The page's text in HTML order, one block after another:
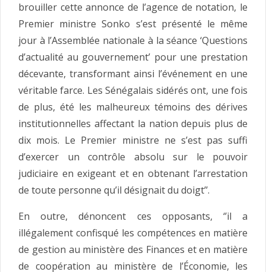
brouiller cette annonce de l’agence de notation, le
Premier ministre Sonko s’est présenté le même
jour à l’Assemblée nationale à la séance ‘Questions
d’actualité au gouvernement’ pour une prestation
décevante, transformant ainsi l’événement en une
véritable farce. Les Sénégalais sidérés ont, une fois
de plus, été les malheureux témoins des dérives
institutionnelles affectant la nation depuis plus de
dix mois. Le Premier ministre ne s’est pas suffi
d’exercer un contrôle absolu sur le pouvoir
judiciaire en exigeant et en obtenant l’arrestation
de toute personne qu’il désignait du doigt’’.
En outre, dénoncent ces opposants, ‘’il a
illégalement confisqué les compétences en matière
de gestion au ministère des Finances et en matière
de coopération au ministère de l’Économie, les